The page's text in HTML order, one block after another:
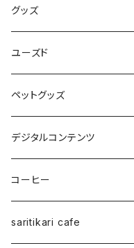
半袖Tシャツ
長袖Tシャツ
パーカー・その他
Japan Art
スタッフ
グッズ
バッグ・ポーチ
雑貨・小物
ユーズド
ペットグッズ
デジタルコンテンツ
コーヒー
saritikariブレンドコーヒー豆
saritikari cafe